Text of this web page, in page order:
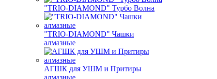
"TRIO-DIAMOND" Турбо Волна
"TRIO-DIAMOND" Чашки
алмазные
АГШК для УШМ и Притиры
алмазные